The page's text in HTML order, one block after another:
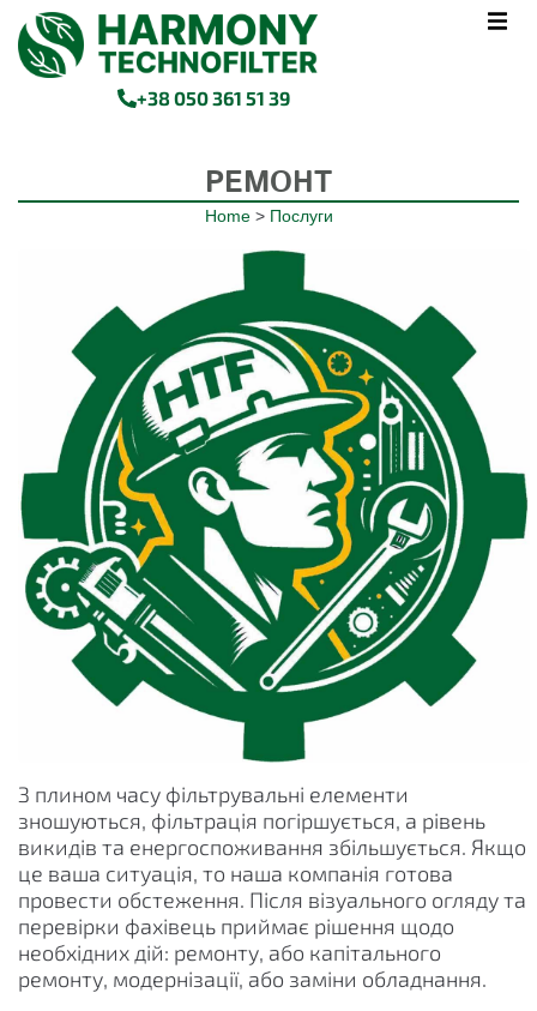
+38 050 361 51 39
РЕМОНТ
Home> Послуги
З плином часу фільтрувальні елементи
зношуються, фільтрація погіршується, а рівень
викидів та енергоспоживання збільшується. Якщо
це ваша ситуація, то наша компанія готова
провести обстеження. Після візуального огляду та
перевірки фахівець приймає рішення щодо
необхідних дій: ремонту, або капітального
ремонту, модернізації, або заміни обладнання.